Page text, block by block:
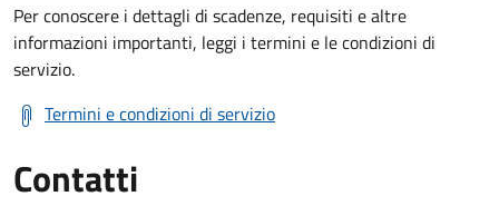
Per conoscere i dettagli di scadenze, requisiti e altre
informazioni importanti, leggi i termini e le condizioni di
servizio.
Termini e condizioni di servizio
Contatti